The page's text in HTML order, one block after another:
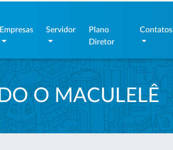
Empresas Servidor
Plano
Diretor
Contatos
O MACULELÊ